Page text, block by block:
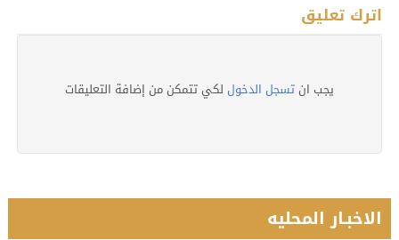
اترك تعليق
يجب ان تسجل الدخول لكي تتمكن من إضافة التعليقات
الاخبـار المحليه